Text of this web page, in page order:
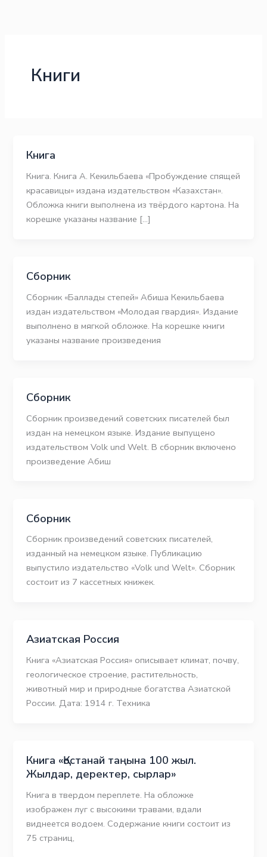
Книги
Книга
Книга. Книга А. Кекильбаева «Пробуждение спящей
красавицы» издана издательством «Казахстан».
Обложка книги выполнена из твёрдого картона. На
корешке указаны название […]
Сборник
Сборник «Баллады степей» Абиша Кекильбаева
издан издательством «Молодая гвардия». Издание
выполнено в мягкой обложке. На корешке книги
указаны название произведения
Сборник
Сборник произведений советских писателей был
издан на немецком языке. Издание выпущено
издательством Volk und Welt. В сборник включено
произведение Абиш
Сборник
Сборник произведений советских писателей,
изданный на немецком языке. Публикацию
выпустило издательство «Volk und Welt». Сборник
состоит из 7 кассетных книжек.
Азиатская Россия
Книга «Азиатская Россия» описывает климат, почву,
геологическое строение, растительность,
животный мир и природные богатства Азиатской
России. Дата: 1914 г. Техника
Книга «Қостанай таңына 100 жыл.
Жылдар, деректер, сырлар»
Книга в твердом переплете. На обложке
изображен луг с высокими травами, вдали
виднеется водоем. Содержание книги состоит из
75 страниц,